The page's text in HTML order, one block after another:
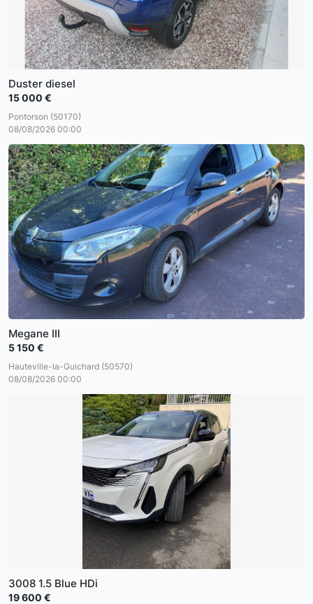
Duster diesel
15 000 €
Pontorson (50170)
08/08/2026 00:00
Megane III
5 150 €
Hauteville-la-Guichard (50570)
08/08/2026 00:00
3008 1.5 Blue HDi
19 600 €